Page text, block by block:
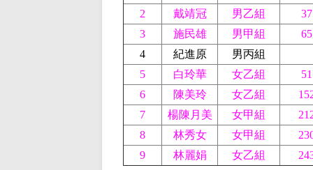
2
戴靖冠 男乙組
37
3
施民雄 男甲組
65
4
紀進原
男丙組
5
白玲華 女乙組
51
6
陳美玲 女乙組
7
楊陳月美 女甲組
8
林秀女 女甲組
9
林麗娟 女乙組